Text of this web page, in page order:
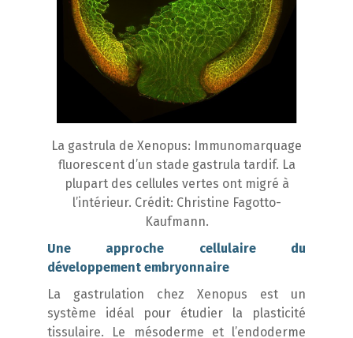
La gastrula de Xenopus: Immunomarquage
fluorescent d’un stade gastrula tardif. La
plupart des cellules vertes ont migré à
l’intérieur. Crédit: Christine Fagotto-
Kaufmann.
Une approche cellulaire du
développement embryonnaire
La gastrulation chez Xenopus est un
système idéal pour étudier la plasticité
tissulaire. Le mésoderme et l’endoderme